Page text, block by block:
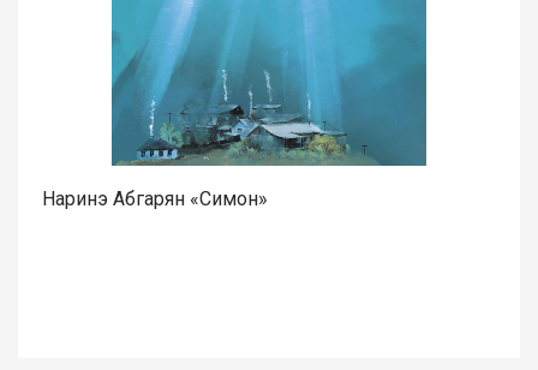
Наринэ Абгарян «Симон»